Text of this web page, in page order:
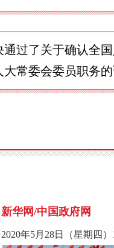
通过了关于确认全
大常委会委员职务